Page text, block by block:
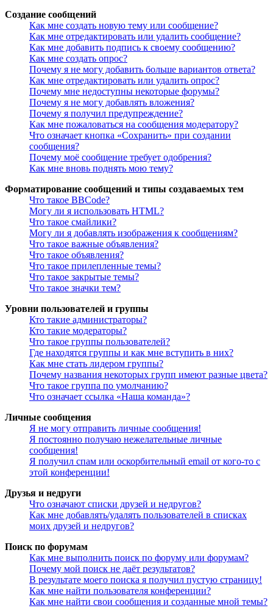
Создание сообщений
Как мне создать новую тему или сообщение?
Как мне отредактировать или удалить сообщение?
Как мне добавить подпись к своему сообщению?
Как мне создать опрос?
Почему я не могу добавить больше вариантов ответа?
Как мне отредактировать или удалить опрос?
Почему мне недоступны некоторые форумы?
Почему я не могу добавлять вложения?
Почему я получил предупреждение?
Как мне пожаловаться на сообщения модератору?
Что означает кнопка «Сохранить» при создании
сообщения?
Почему моё сообщение требует одобрения?
Как мне вновь поднять мою тему?
Форматирование сообщений и типы создаваемых тем
Что такое BBCode?
Могу ли я использовать HTML?
Что такое смайлики?
Могу ли я добавлять изображения к сообщениям?
Что такое важные объявления?
Что такое объявления?
Что такое прилепленные темы?
Что такое закрытые темы?
Что такое значки тем?
Уровни пользователей и группы
Кто такие администраторы?
Кто такие модераторы?
Что такое группы пользователей?
Где находятся группы и как мне вступить в них?
Как мне стать лидером группы?
Почему названия некоторых групп имеют разные цвета?
Что такое группа по умолчанию?
Что означает ссылка «Наша команда»?
Личные сообщения
Я не могу отправить личные сообщения!
Я постоянно получаю нежелательные личные
сообщения!
Я получил спам или оскорбительный email от кого-то с
этой конференции!
Друзья и недруги
Что означают списки друзей и недругов?
Как мне добавлять/удалять пользователей в списках
моих друзей и недругов?
Поиск по форумам
Как мне выполнить поиск по форуму или форумам?
Почему мой поиск не даёт результатов?
В результате моего поиска я получил пустую страницу!
Как мне найти пользователя конференции?
Как мне найти свои сообщения и созданные мной темы?